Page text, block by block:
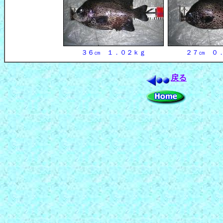
３６㎝ １．０２ｋｇ ２７㎝ ０
戻る